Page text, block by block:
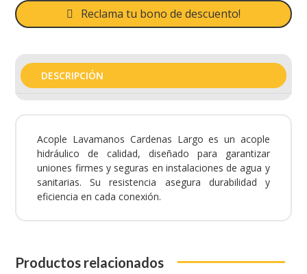
Reclama tu bono de descuento!
DESCRIPCIÓN
Acople Lavamanos Cardenas Largo es un acople
hidráulico de calidad, diseñado para garantizar
uniones firmes y seguras en instalaciones de agua y
sanitarias. Su resistencia asegura durabilidad y
eficiencia en cada conexión.
Productos relacionados